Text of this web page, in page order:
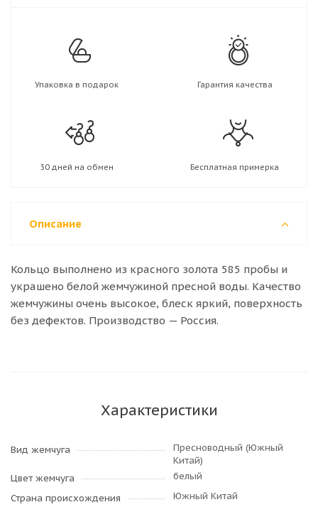
Упаковка в подарок Гарантия качества
30 дней на обмен Бесплатная примерка
Описание
Кольцо выполнено из красного золота 585 пробы и
украшено белой жемчужиной пресной воды. Качество
жемчужины очень высокое, блеск яркий, поверхность
без дефектов. Производство — Россия.
Характеристики
Вид жемчуга
Пресноводный (Южный
Китай)
Цвет жемчуга
белый
Страна происхождения
Южный Китай